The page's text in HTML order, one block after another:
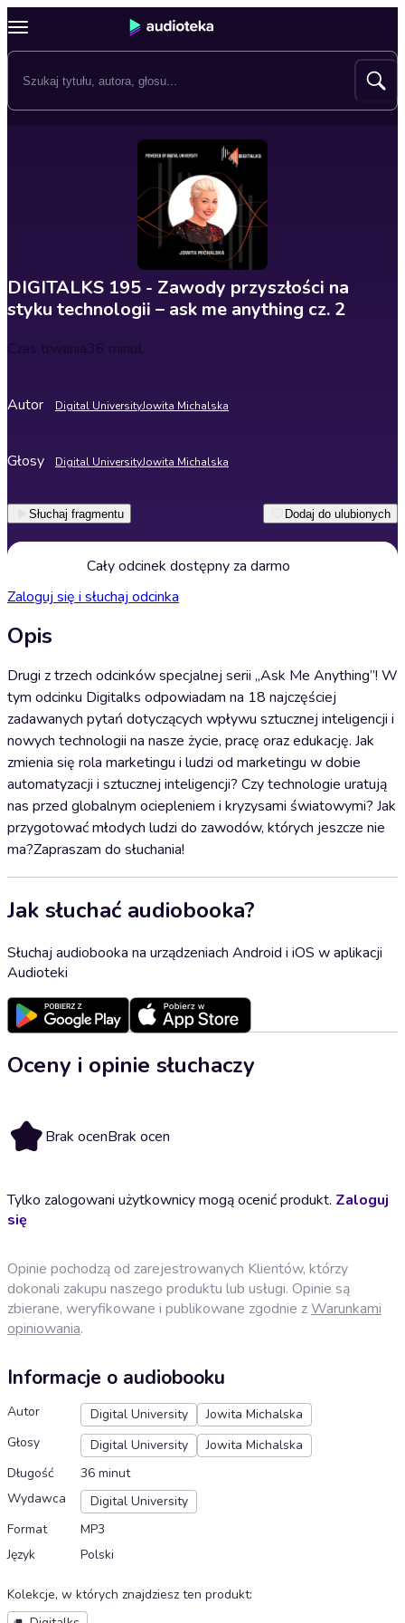
DIGITALKS 195 - Zawody przyszłości na
styku technologii – ask me anything cz. 2
Czas trwania36 minut
Autor Digital UniversityJowita Michalska
Głosy Digital UniversityJowita Michalska
Słuchaj fragmentu Dodaj do ulubionych
Cały odcinek dostępny za darmo
Zaloguj się i słuchaj odcinka
Opis
Drugi z trzech odcinków specjalnej serii „Ask Me Anything”! W
tym odcinku Digitalks odpowiadam na 18 najczęściej
zadawanych pytań dotyczących wpływu sztucznej inteligencji i
nowych technologii na nasze życie, pracę oraz edukację. Jak
zmienia się rola marketingu i ludzi od marketingu w dobie
automatyzacji i sztucznej inteligencji? Czy technologie uratują
nas przed globalnym ociepleniem i kryzysami światowymi? Jak
przygotować młodych ludzi do zawodów, których jeszcze nie
ma?Zapraszam do słuchania!
Jak słuchać audiobooka?
Słuchaj audiobooka na urządzeniach Android i iOS w aplikacji
Audioteki
Oceny i opinie słuchaczy
Brak ocenBrak ocen
Tylko zalogowani użytkownicy mogą ocenić produkt. Zaloguj
się
Opinie pochodzą od zarejestrowanych Klientów, którzy
dokonali zakupu naszego produktu lub usługi. Opinie są
zbierane, weryfikowane i publikowane zgodnie zWarunkami
opiniowania.
Informacje o audiobooku
Autor Digital University
Jowita Michalska
Głosy
Digital University
Jowita Michalska
Długość
36 minut
Wydawca
Digital University
Format
MP3
Język
Polski
Kolekcje, w których znajdziesz ten produkt: